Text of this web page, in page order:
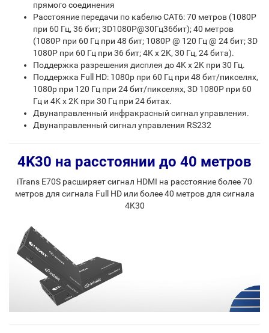
прямого соединения
Расстояние передачи по кабелю CAT6: 70 метров (1080P
при 60 Гц, 36 бит; 3D1080P@30Гц36бит); 40 метров
(1080P при 60 Гц при 48 бит; 1080P @ 120 Гц @ 24 бит; 3D
1080P при 60 Гц при 36 бит; 4K x 2K, 30 Гц, 24 бита).
Поддержка разрешения дисплея до 4K x 2K при 30 Гц.
Поддержка Full HD: 1080p при 60 Гц при 48 бит/пикселях,
1080p при 120 Гц при 24 бит/пикселях, 3D 1080P при 60
Гц и 4K x 2K при 30 Гц при 24 битах.
Двунаправленный инфракрасный сигнал управления.
Двунаправленный сигнал управления RS232
4K30 на расстоянии до 40 метров
iTrans E70S расширяет сигнал HDMI на расстояние более 70
метров для сигнала Full HD или более 40 метров для сигнала
4K30